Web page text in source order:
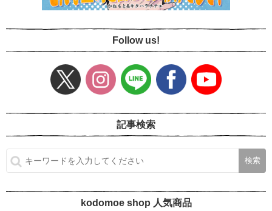
Follow us!
記事検索
kodomoe shop 人気商品